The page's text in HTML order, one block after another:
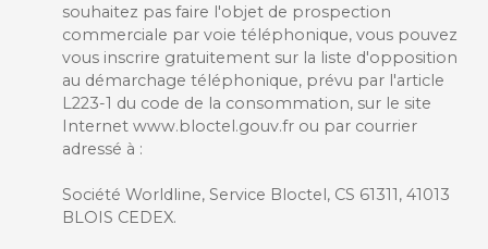
souhaitez pas faire l'objet de prospection
commerciale par voie téléphonique, vous pouvez
vous inscrire gratuitement sur la liste d'opposition
au démarchage téléphonique, prévu par l'article
L223-1 du code de la consommation, sur le site
Internet www.bloctel.gouv.fr ou par courrier
adressé à :
Société Worldline, Service Bloctel, CS 61311, 41013
BLOIS CEDEX.